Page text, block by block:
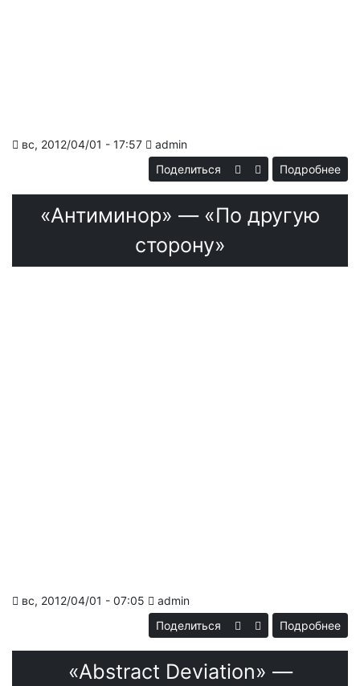
вс, 2012/04/01 - 17:57
admin
Поделиться
Подробнее
«Антиминор» — «По другую
сторону»
вс, 2012/04/01 - 07:05
admin
Поделиться
Подробнее
«Abstract Deviation» —